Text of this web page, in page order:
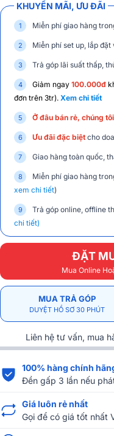
KHUYẾN MÃI, ƯU ĐÃI
Miễn phí giao hàng
Miễn phí set up, lắp
Trả góp lãi suất thấp,
Giảm ngay 100.000đ
đơn trên 3tr). Xem chi tiết
Ở đâu bán rẻ, chúng
Ưu đãi đặc biệt cho
Giao hàng toàn quốc,
Miễn phí giao hàng
xem chi tiết)
Trả góp online, offline
chi tiết)
ĐẶT
Mua Online
MUA TRẢ GÓP
DUYỆT HỒ SƠ 30 PHÚT
Liên hệ tư vấn, mua
100% hàng chính
Đền gấp 3 lần nếu
Giá luôn rẻ nhất
Gọi để có giá tốt nhất